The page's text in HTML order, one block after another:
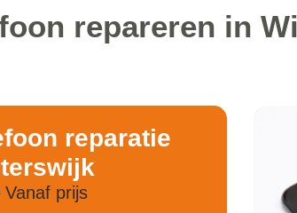
repareren in
reparatie
Vanaf prijs